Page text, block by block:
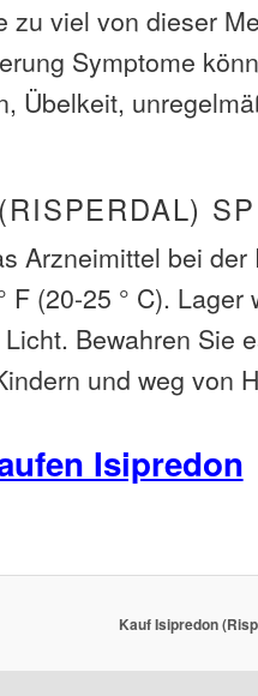
zu viel von dieser
Symptome
Übelkeit,
Arzneimittel bei
F (20-25 ° C). Lager
Bewahren Sie
und weg von
Isipredon
Kauf Isipredon